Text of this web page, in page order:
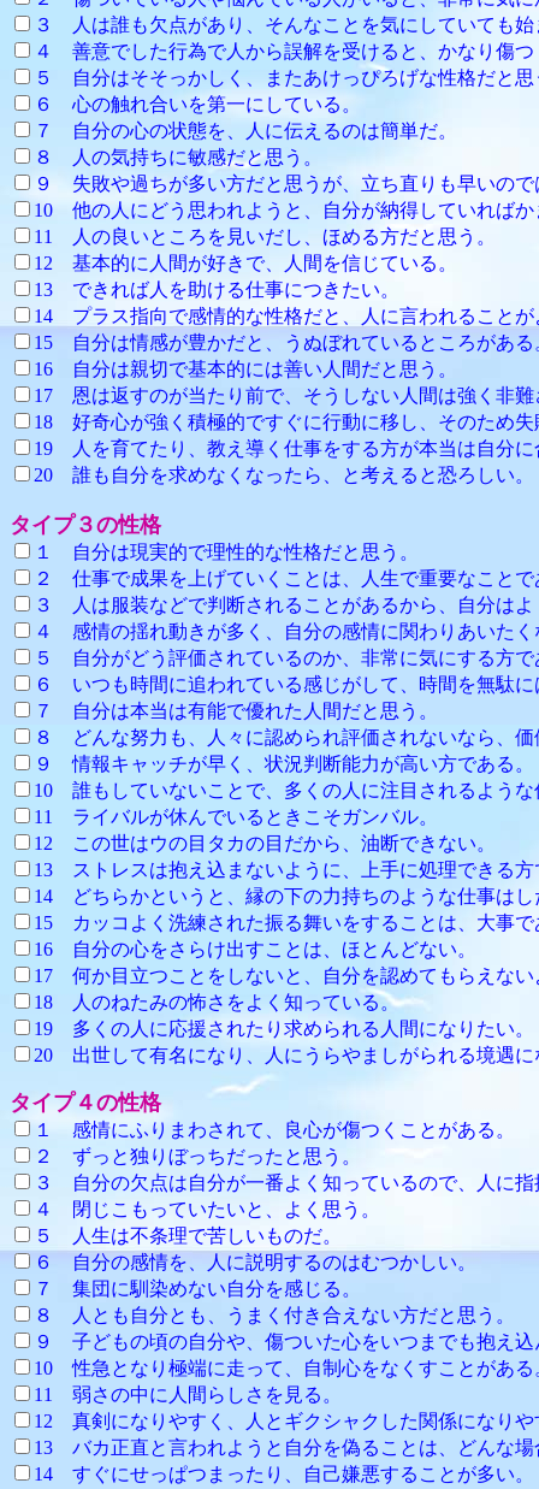
３ 人は誰も欠点があり、そんなことを気にしていても始
４ 善意でした行為で人から誤解を受ける
５ 自分はそそっかしく、またあけっぴろげな性格だと思
６ 心の触れ合いを第一にしている。
７ 自分の心の状態を、人に伝えるのは簡単だ。
８ 人の気持ちに敏感だと思う。
９ 失敗や過ちが多い方だと思うが、立ち直りも早
10 他の人にどう思われようと、自分が納得していればか
11 人の良いところを見いだし、ほ
12 基本的に人間が好きで、人間を信じている。
13 できれば人を助ける仕事につきたい。
14 プラス指向で感情的な性格だと、人に言われることが
15 自分は情感が豊かだと、うぬぼれてい
16 自分は親切で基本的には善い
17 恩は返すのが当たり前で、そうしない人間は強く
18 好奇心が強く積極的ですぐに行動に移し、その
19 人を育てたり、教え導く仕事をする方が本当
20 誰も自分を求めなくなったら、と考えると恐ろしい。
タイプ３の性格
１ 自分は現実的で理性的な性格だと思う。
２ 仕事で成果を上げていくことは、人生で重要なことで
３ 人は服装などで判断されることがあるから、自分はよ
４ 感情の揺れ動きが多く、自分の感情に関
５ 自分がどう評価されているのか、非常に気にする方で
６ いつも時間に追われている感じがして、時間
７ 自分は本当は有能で優れた人間だと思う。
８ どんな努力も、人々に認められ評価されないなら、価
９ 情報キャッチが早く、状況判断能力が高い方である。
10 誰もしていないことで、多くの人に注目される
11 ライバルが休んでいるとき
12 この世はウの目タカの目だから、油断できない。
13 ストレスは抱え込まないように、上手に処理できる方
14 どちらかというと、縁の下の力持ちのような仕事はし
15 カッコよく洗練された振る舞いをすることは、大事で
16 自分の心をさらけ出すことは、ほとんどない。
17 何か目立つことをしないと、自分を認めてもらえない
18 人のねたみの怖さをよく
19 多くの人に応援されたり求められる人間になりたい。
20 出世して有名になり、人にうらやましがられる境遇に
タイプ４の性格
１ 感情にふりまわされて、良心が傷つくことがある。
２ ずっと独りぼっちだったと思う。
３ 自分の欠点は自分が一番よく知っているので、人に指
４ 閉じこもっていたいと、よく思う。
５ 人生は不条理で苦しいものだ。
６ 自分の感情を、人に説明するのはむつかしい。
７ 集団に馴染めない自分を感じる。
８ 人とも自分とも、うまく付き合えない方だと思う。
９ 子どもの頃の自分や、傷ついた心をいつまでも抱え
10 性急となり極端に走って、自制心をなくすことがある
11 弱さの中に人間らしさを見る。
12 真剣になりやすく、人とギクシャクした
13 バカ正直と言われようと自分を偽ることは、どんな
14 すぐにせっぱつまったり、自己嫌悪することが多い。